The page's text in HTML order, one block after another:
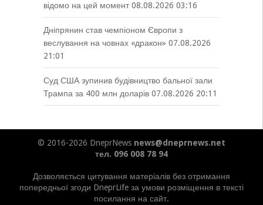
відомо на цей момент 08.08.2026 03:16
Дніпрянин став чемпіоном Європи з
веслування на човнах «дракон» 07.08.2026
21:01
Суд США зупинив будівництво бальної зали
Трампа за 400 млн доларів 07.08.2026 20:11
© 2016-2026 DneprNews news@dneprnews.net
тел. 096 008 78 94
Дозволяється цитування матеріалів без отримання
попередньої згоди DneprLife за умови розміщення в тексті
посилання на сайт.